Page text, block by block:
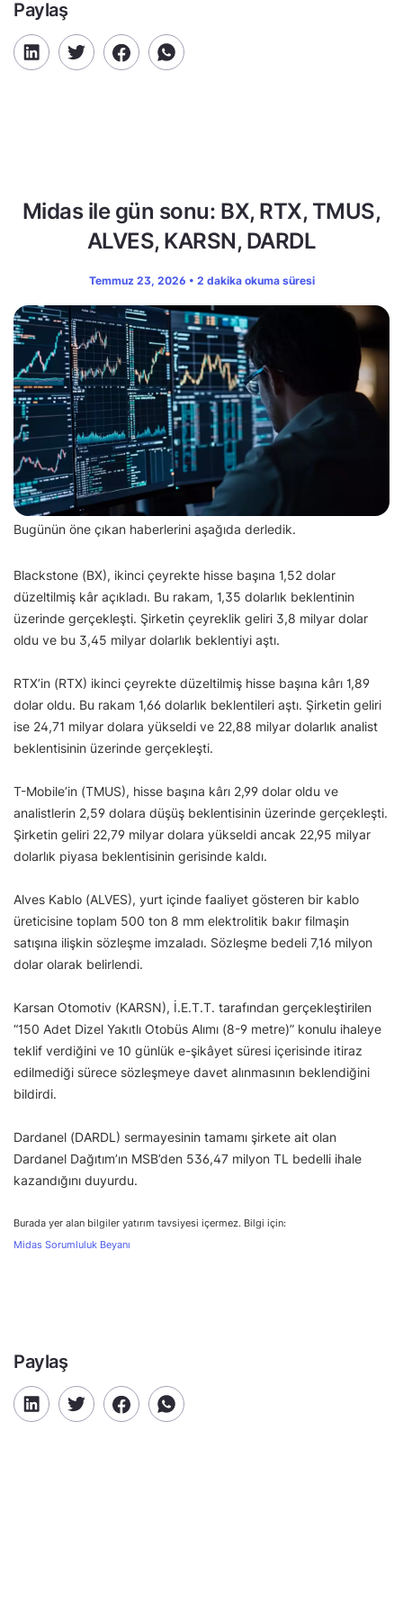
Paylaş
Midas ile gün sonu: BX, RTX, TMUS,
ALVES, KARSN, DARDL
Temmuz 23, 2026 • 2 dakika okuma süresi
Bugünün öne çıkan haberlerini aşağıda derledik.
Blackstone (BX), ikinci çeyrekte hisse başına 1,52 dolar
düzeltilmiş kâr açıkladı. Bu rakam, 1,35 dolarlık beklentinin
üzerinde gerçekleşti. Şirketin çeyreklik geliri 3,8 milyar dolar
oldu ve bu 3,45 milyar dolarlık beklentiyi aştı.
RTX’in (RTX) ikinci çeyrekte düzeltilmiş hisse başına kârı 1,89
dolar oldu. Bu rakam 1,66 dolarlık beklentileri aştı. Şirketin geliri
ise 24,71 milyar dolara yükseldi ve 22,88 milyar dolarlık analist
beklentisinin üzerinde gerçekleşti.
T-Mobile’in (TMUS), hisse başına kârı 2,99 dolar oldu ve
analistlerin 2,59 dolara düşüş beklentisinin üzerinde gerçekleşti.
Şirketin geliri 22,79 milyar dolara yükseldi ancak 22,95 milyar
dolarlık piyasa beklentisinin gerisinde kaldı.
Alves Kablo (ALVES), yurt içinde faaliyet gösteren bir kablo
üreticisine toplam 500 ton 8 mm elektrolitik bakır filmaşin
satışına ilişkin sözleşme imzaladı. Sözleşme bedeli 7,16 milyon
dolar olarak belirlendi.
Karsan Otomotiv (KARSN), İ.E.T.T. tarafından gerçekleştirilen
“150 Adet Dizel Yakıtlı Otobüs Alımı (8-9 metre)” konulu ihaleye
teklif verdiğini ve 10 günlük e-şikâyet süresi içerisinde itiraz
edilmediği sürece sözleşmeye davet alınmasının beklendiğini
bildirdi.
Dardanel (DARDL) sermayesinin tamamı şirkete ait olan
Dardanel Dağıtım’ın MSB’den 536,47 milyon TL bedelli ihale
kazandığını duyurdu.
Burada yer alan bilgiler yatırım tavsiyesi içermez. Bilgi için:
Midas Sorumluluk Beyanı
Paylaş